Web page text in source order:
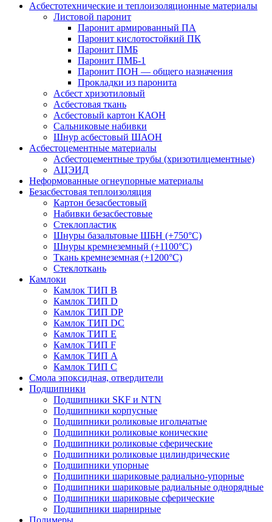
Асбестотехнические и теплоизоляционные материалы
Листовой паронит
Паронит армированный ПА
Паронит кислотостойкий ПК
Паронит ПМБ
Паронит ПМБ-1
Паронит ПОН — общего назначения
Прокладки из паронита
Асбест хризотиловый
Асбестовая ткань
Асбестовый картон КАОН
Сальниковые набивки
Шнур асбестовый ШАОН
Асбестоцементные материалы
Асбестоцементные трубы (хризотилцементные)
АЦЭИД
Неформованные огнеупорные материалы
Безасбестовая теплоизоляция
Картон безасбестовый
Набивки безасбестовые
Стеклопластик
Шнуры базальтовые ШБН (+750°С)
Шнуры кремнеземный (+1100°С)
Ткань кремнеземная (+1200°С)
Стеклоткань
Камлоки
Камлок ТИП B
Камлок ТИП D
Камлок ТИП DP
Камлок ТИП DС
Камлок ТИП E
Камлок ТИП F
Камлок ТИП А
Камлок ТИП С
Смола эпоксидная, отвердители
Подшипники
Подшипники SKF и NTN
Подшипники корпусные
Подшипники роликовые игольчатые
Подшипники роликовые конические
Подшипники роликовые сферические
Подшипники роликовые цилиндрические
Подшипники упорные
Подшипники шариковые радиально-упорные
Подшипники шариковые радиальные однорядные
Подшипники шариковые сферические
Подшипники шарнирные
Полимеры